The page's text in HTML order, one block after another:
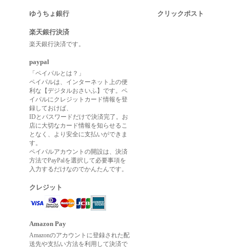
ゆうちょ銀行
楽天銀行決済
楽天銀行決済です。
paypal
「ペイパルとは？」
ペイパルは、インターネット上の便
利な【デジタルおさいふ】です。ペ
イパルにクレジットカード情報を登
録しておけば、
IDとパスワードだけで決済完了。お
店に大切なカード情報を知らせるこ
となく、より安全に支払いができま
す。
ペイパルアカウントの開設は、決済
方法でPayPalを選択して必要事項を
入力するだけなのでかんたんです。
クレジット
Amazon Pay
Amazonのアカウントに登録された配
送先や支払い方法を利用して決済で
クリックポスト